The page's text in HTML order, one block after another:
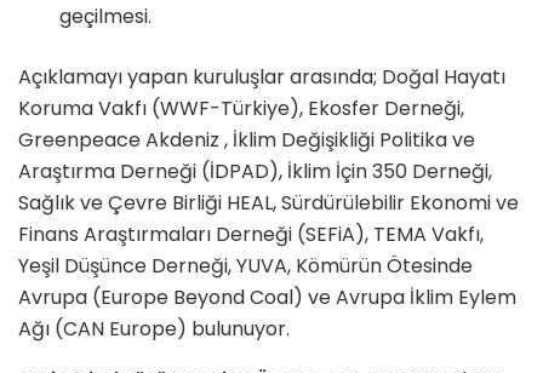
geçilmesi.
Açıklamayı yapan kuruluşlar arasında; Doğal Hayatı
Koruma Vakfı (WWF-Türkiye), Ekosfer Derneği,
Greenpeace Akdeniz , İklim Değişikliği Politika ve
Araştırma Derneği (İDPAD), İklim İçin 350 Derneği,
Sağlık ve Çevre Birliği HEAL, Sürdürülebilir Ekonomi ve
Finans Araştırmaları Derneği (SEFiA), TEMA Vakfı,
Yeşil Düşünce Derneği, YUVA, Kömürün Ötesinde
Avrupa (Europe Beyond Coal) ve Avrupa İklim Eylem
Ağı (CAN Europe) bulunuyor.